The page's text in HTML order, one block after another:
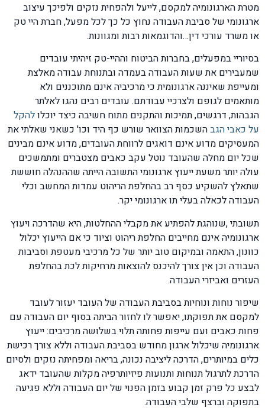
מטרת הארגונומיה למקסם, לייעל ולהפחית נזקים ולפיכך עיצוב
ארגונומי של סביבת העבודה נחוץ כל כך לכל מפעל, חברת היי טק
או משרד עורכי דין…והדוגמאות רבות ומגוונות.
בסיוריי במפעלים, בחברות הביטוח וההיי-טק זיהיתי עובדים
שמעבירים את שעות העבודה בעמדה ובתנוחת עבודה מאלצת
ומעייפת שאיננה ארגונומית כי מרכיביה אינם מתוכננים ולא
מותאמים לגופם ולצרכיי עבודתם. עובדים רבים נהגו לאלתר
הגבהות, דרגשים, תמיכות והתקנים מתוח חשיבה כיצד יוכלולהקל
על כאבי הגבהשכמות הצוואר שורש כף היד וכו' כשאני שאלתי את
המעסיקים מדוע אינם דואגים לרווחת העובדים, מדוע אינם מבינים
שכל יום מחלה שהעובד נוטל עקב כאבים מצטברים ומתמשכים
עולה יותר משעת ייעוץ ארגונומי התשובה הייתה שההנהלה חוששת
שתאלץ להשקיע כסף רב בהחלפת הריהוט עמדות המחשב וכלי
העבודה לכאלה בעלי תו ארגונומי יקר.
תשובתי ,שנוהגת להפתיע את מקבלי ההחלטות, היא שהדרכה ויעוץ
ארגונומיה אינם מחייבים החלפת ריהוט וציוד כי אם הייעוץ יכלול
כוונון, התאמה ובמיקום טוב יותר של כל מרכיבי מעטפת וסביבות
העבודה וכן אין צורך להיכנס להוצאות מרחיקות לכת בהחלפת
העזרים ואביזרי העבודה.
שיפור נוחות ונוחיות בסביבת העבודה של העובד יעזור לעובד
למקסם את תפוקתו, יאפשר לו לחזור הביתה בסוף יום העבודה עם
פחות כאבים ועם עייפות פחותה תלוי בשלושה מרכיבים: ייעוץ
ארגונומיה שיכלול ארגון מחודש בסביבת העבודה וללא צורך רכישת
כלים במיותרים, הדרכה ליציבה נכונה, בריאה ומפחיתה נזקים ולסיום
הדרכת לתרגול תנוחות ותנועות פיזיותרפיה מקלות שהעובד ידאג
לבצע כל פרק זמן קבוע בזמן הפנוי של יום העבודה וללא פגיעה
בתפוקה וברצף שלבי העבודה.